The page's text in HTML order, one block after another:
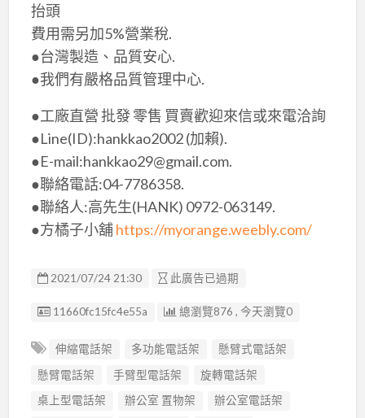
抬頭
費用需另加5%營業稅.
●台灣製造、品質安心.
●我們有嚴格品質管理中心​.
●工廠直營 批發 零售 買賣歡迎來信或來電洽詢
●Line(ID):hankkao2002 (加賴).
●E-mail:hankkao29@gmail.com.
●聯絡電話:04-7786358.
●聯絡人:高先生(HANK) 0972-063149.
●方橘子小舖https://myorange.weebly.com/
2021/07/24 21:30 此廣告已過期
廣告编號
11660fc15fc4e55a 總瀏覽876 , 今天瀏覽0
伸縮電話架 多功能電話架
懸臂式電話架
懸臂電話架
手臂型電話架
旋轉電話架
桌上型電話架
辦公室 置物架
辦公室電話架